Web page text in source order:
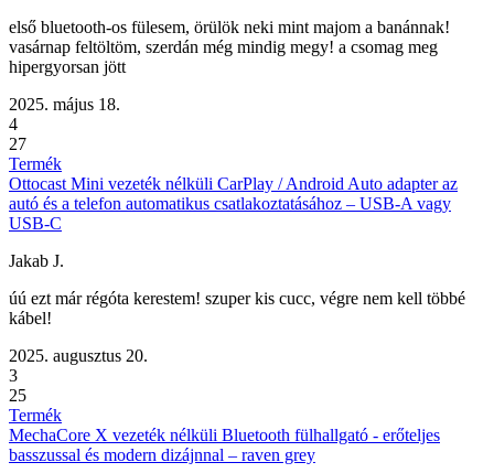
első bluetooth-os fülesem, örülök neki mint majom a banánnak!
vasárnap feltöltöm, szerdán még mindig megy! a csomag meg
hipergyorsan jött
2025. május 18.
4
27
Termék
Ottocast Mini vezeték nélküli CarPlay / Android Auto adapter az
autó és a telefon automatikus csatlakoztatásához – USB-A vagy
USB-C
Jakab J.
úú ezt már régóta kerestem! szuper kis cucc, végre nem kell többé
kábel!
2025. augusztus 20.
3
25
Termék
MechaCore X vezeték nélküli Bluetooth fülhallgató - erőteljes
basszussal és modern dizájnnal – raven grey